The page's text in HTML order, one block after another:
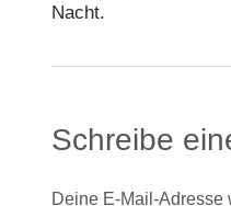
Nacht.
Schreibe
Deine E-Mail-Adresse